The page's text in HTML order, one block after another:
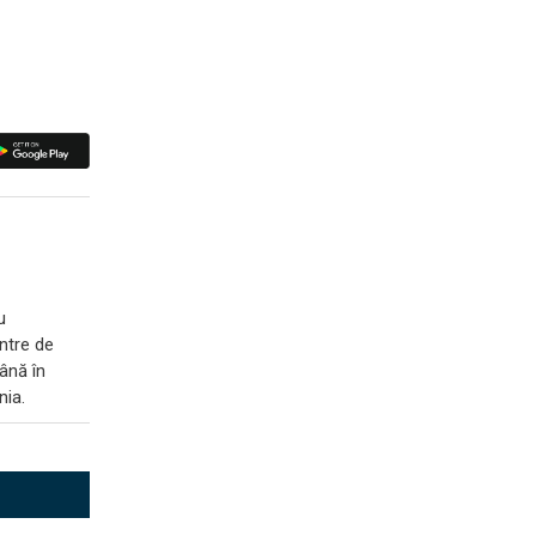
de
în